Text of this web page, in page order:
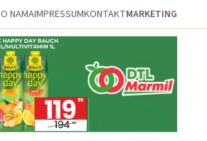
O NAMAIMPRESSUMKONTAKTMARKETING